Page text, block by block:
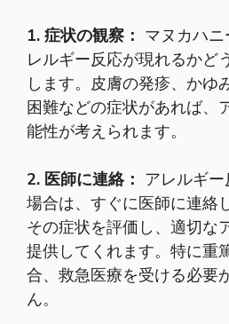
1. 症状の観察： マヌカハ
レルギー反応が現れるかど
します。皮膚の発疹、かゆ
困難などの症状があれば、
能性が考えられます。
2. 医師に連絡： アレルギ
場合は、すぐに医師に連絡
その症状を評価し、適切な
提供してくれます。特に重
合、救急医療を受ける必要
ん。